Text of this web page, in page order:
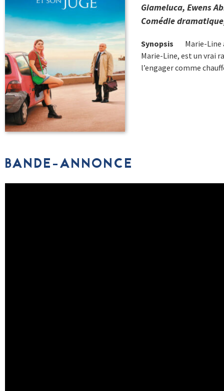
Giameluca, Ewens
Comédie
Synopsis
Marie-Line
Marie-Line, est un vrai
l’engager comme
BANDE-ANNONCE